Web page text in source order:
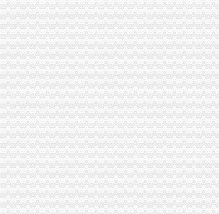
重庆企业公关：长生桥电信分局茶园新区电信分局经开区电信分局-
固体废弃物处理及技术服务-重庆市固体废弃物处理有限公司长生桥垃
长生桥镇桃花桥社区举办届社区运动会_桃花桥居委会_新浪博客
中国建设银行股份有限公司重庆南岸长生桥支行联系方式_信用报告_
（出件）长生桥垃圾处理场渗滤液处理改造工程设计、制造（采购）
【民意办公家俱有限公司】民意办公家俱有限公司电话,民意办公家俱
【58同城】重庆南岸长生桥石材结晶公司_长生桥石材结晶处理
长生桥垃圾填埋场渗滤液处理厂-北京天地人环保科技有限公司-谷腾
中国建设银行股份有限公司重庆南岸长生桥支行_工商信息_电话_地址_
搬家公司搬家多少钱_长生桥公司搬家_重庆千红搬家公司（查看）-久
重庆长生桥垃圾处理场渗滤液处理改造工程设计、制造（采购）、施工
重庆南岸区长生桥垃圾处理场渗滤液处理改造工程设计、制造（采购）
宝“精品妈妈班”走进重庆长生桥-孕婴童资讯中心-中国婴童网
【中国工商银行股份有限公司重庆长生桥支行工商信息】-阿土伯工商
2017年重庆长生桥施工员报名-爱喇叭网
重庆工商银行南岸长生桥支行网点地址_客服电话_营业时间查询-卡宝
重庆市长生桥中学-搜百科
重庆南岸茶园长生桥有比较靠谱的装修公司收费合理,装修也合适的那
初到重庆南坪长生桥_百度知道